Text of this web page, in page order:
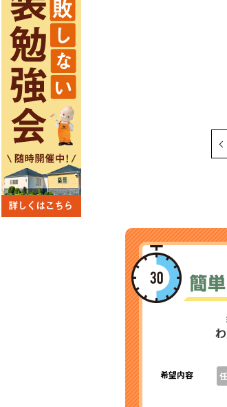
希望内容